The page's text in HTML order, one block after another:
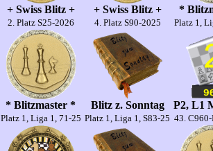
+ Swiss Blitz +
2. Platz S25-2026
+ Swiss Blitz +
4. Platz S90-2025
*
Platz 1,
* Blitzmaster *
Platz 1, Liga 1, 71-25
Blitz z. Sonntag
Platz 1, Liga 1, S83-25
P2, L1
43.